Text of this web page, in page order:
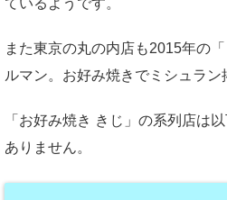
ているようです。
また東京の丸の内店も2015年の
ルマン。お好み焼きでミシュラン
「お好み焼き きじ」の系列店は
ありません。